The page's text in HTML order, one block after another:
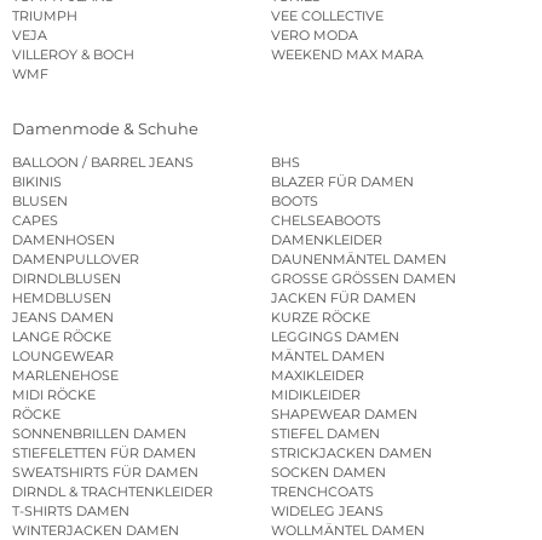
TRIUMPH
VEE COLLECTIVE
VEJA
VERO MODA
VILLEROY & BOCH
WEEKEND MAX MARA
WMF
Damenmode & Schuhe
BALLOON / BARREL JEANS
BHS
BIKINIS
BLAZER FÜR DAMEN
BLUSEN
BOOTS
CAPES
CHELSEABOOTS
DAMENHOSEN
DAMENKLEIDER
DAMENPULLOVER
DAUNENMÄNTEL DAMEN
DIRNDLBLUSEN
GROSSE GRÖSSEN DAMEN
HEMDBLUSEN
JACKEN FÜR DAMEN
JEANS DAMEN
KURZE RÖCKE
LANGE RÖCKE
LEGGINGS DAMEN
LOUNGEWEAR
MÄNTEL DAMEN
MARLENEHOSE
MAXIKLEIDER
MIDI RÖCKE
MIDIKLEIDER
RÖCKE
SHAPEWEAR DAMEN
SONNENBRILLEN DAMEN
STIEFEL DAMEN
STIEFELETTEN FÜR DAMEN
STRICKJACKEN DAMEN
SWEATSHIRTS FÜR DAMEN
SOCKEN DAMEN
DIRNDL & TRACHTENKLEIDER
TRENCHCOATS
T-SHIRTS DAMEN
WIDELEG JEANS
WINTERJACKEN DAMEN
WOLLMÄNTEL DAMEN